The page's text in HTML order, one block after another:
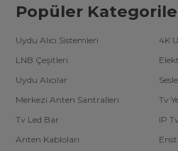
Popüler
Uydu Alıcı Sistemleri
4K
LNB Çeşitleri
Uydu Alıcılar
Merkezi Anten Santralleri
Tv
Tv Led Bar
IP
Anten Kabloları